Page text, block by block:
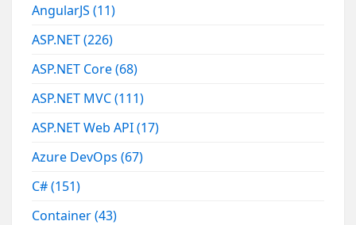
AngularJS(11)
ASP.NET(226)
ASP.NET Core(68)
ASP.NET MVC(111)
ASP.NET Web API(17)
Azure DevOps(67)
C#(151)
Container(43)